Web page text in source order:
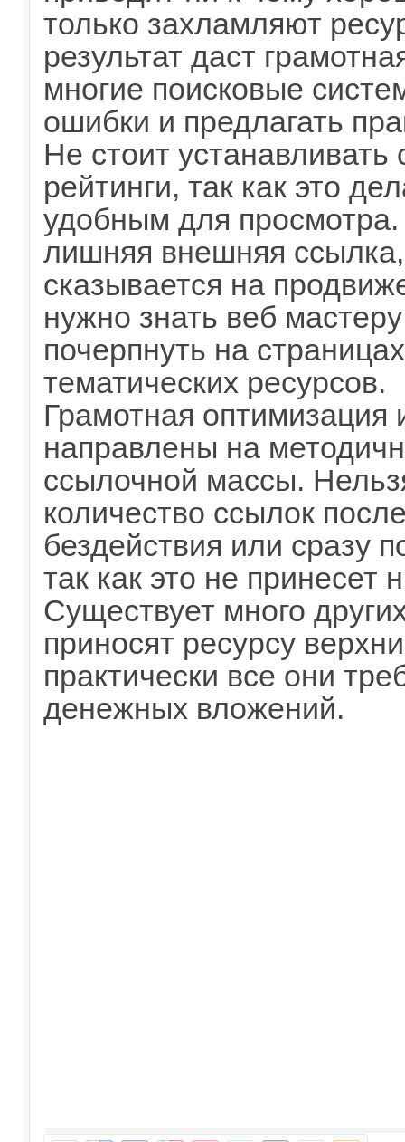
только захламляют
результат даст
многие поисковые
ошибки и предлагать
Не стоит
рейтинги, так как это
удобным для
лишняя внешняя ссылка,
сказывается на
нужно знать веб
почерпнуть на
тематических ресурсов.
Грамотная оптимизация
направлены на
ссылочной массы.
количество ссылок
бездействия или сразу
так как это не принесет
Существует много
приносят ресурсу
практически все они
денежных вложений.